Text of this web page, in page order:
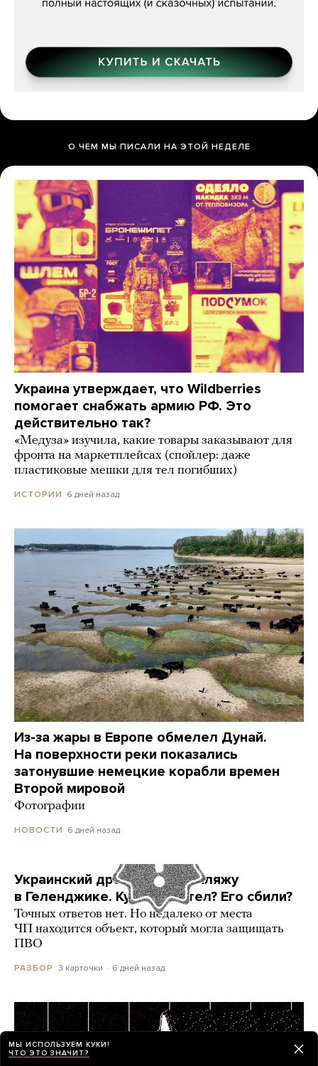
О ЧЕМ МЫ ПИСАЛИ НА ЭТОЙ НЕДЕЛЕ
Украина утверждает, что Wildberries
помогает снабжать армию РФ. Это
действительно так?
«Медуза» изучила, какие товары заказывают для
фронта на маркетплейсах (спойлер: даже
пластиковые мешки для тел погибших)
ИСТОРИИ 6 дней назад
Из-за жары в Европе обмелел Дунай.
На поверхности реки показались
затонувшие немецкие корабли времен
Второй мировой
Фотографии
НОВОСТИ 6 дней назад
Украинский дрон попал по пляжу
в Геленджике. Куда он летел? Его сбили?
Точных ответов нет. Но недалеко от места
ЧП находится объект, который могла защищать
ПВО
РАЗБОР 3 карточки 6 дней назад
МЫ ИСПОЛЬЗУЕМ КУКИ!
ЧТО ЭТО ЗНАЧИТ?